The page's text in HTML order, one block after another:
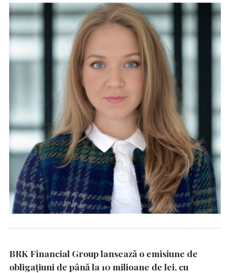
BRK Financial Group lansează o emisiune de
obligațiuni de până la 10 milioane de lei, cu